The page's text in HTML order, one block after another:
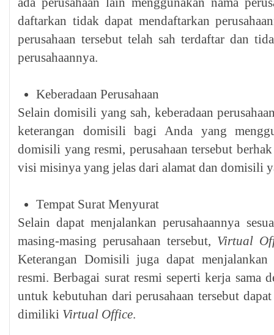
daftarkan tidak dapat mendaftarkan
perusahaan tersebut telah sah terdaftar dan
perusahaannya.
Keberadaan Perusahaan
Selain domisili yang sah, keberadaan
keterangan domisili bagi Anda yang
domisili yang resmi, perusahaan tersebut
visi misinya yang jelas dari alamat dan domisili
Tempat Surat Menyurat
Selain dapat menjalankan perusahaannya
masing-masing perusahaan tersebut, Virtual
Keterangan Domisili juga dapat
resmi. Berbagai surat resmi seperti kerja sama
untuk kebutuhan dari perusahaan tersebut
dimiliki Virtual Office.